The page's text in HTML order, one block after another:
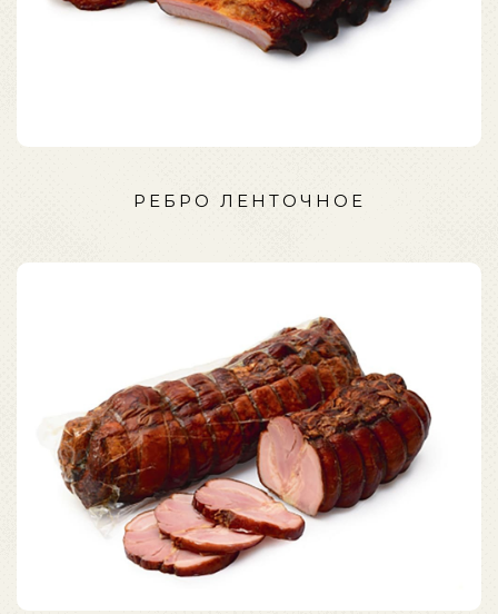
РЕБРО ЛЕНТОЧНОЕ